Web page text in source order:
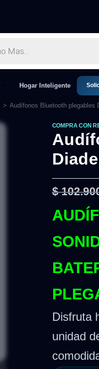
Hogar Inteligente
> Audífonos Bluetooth plegables
COMPRA CON
$
Disfruta
unidad